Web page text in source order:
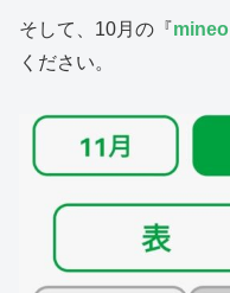
そして、10月の『mineo
ください。